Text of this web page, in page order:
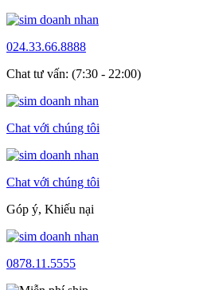
024.33.66.8888
Chat tư vấn: (7:30 - 22:00)
Chat với chúng tôi
Chat với chúng tôi
Góp ý, Khiếu nại
0878.11.5555